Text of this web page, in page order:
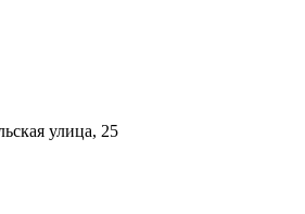
улица, 25